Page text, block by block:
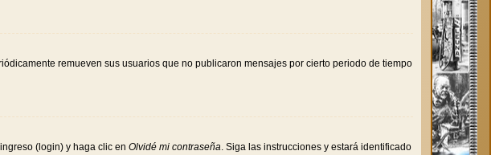
remueven sus usuarios que no publicaron mensajes por cierto periodo de tiempo
(login) y haga clic en Olvidé mi contraseña. Siga las instrucciones y estará identificado